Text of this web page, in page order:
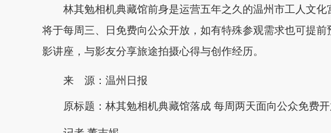
林其勉相机典藏馆前身是运营五年之久的温州市工人文化
将于每周三、日免费向公众开放，如有特殊参观需求也可提
影讲座，与影友分享旅途拍摄心得与创作经历。
来 源：温州日报
原标题： 林其勉相机典藏馆落成 每周两天面向公众免费